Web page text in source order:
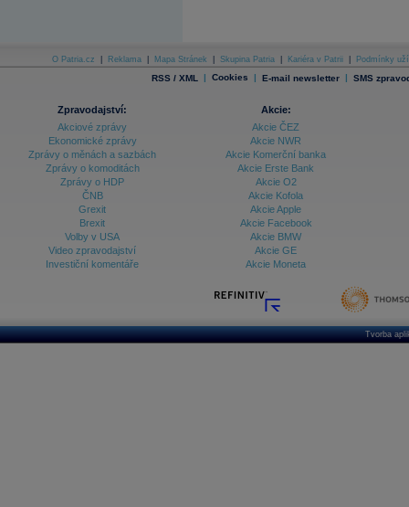
O Patria.cz Reklama Mapa Stránek Skupina Patria Kariéra v Patrii Podmínky
RSS / XML | Cookies | E-mail newsletter | SMS
Zpravodajství:
Akciové zprávy
Ekonomické zprávy
Zprávy o měnách a sazbách
Zprávy o komoditách
Zprávy o HDP
ČNB
Grexit
Brexit
Volby v USA
Video zpravodajství
Investiční komentáře
Akcie:
Akcie ČEZ
Akcie NWR
Akcie Komerční banka
Akcie Erste Bank
Akcie O2
Akcie Kofola
Akcie Apple
Akcie Facebook
Akcie BMW
Akcie GE
Akcie Moneta
Tvorba